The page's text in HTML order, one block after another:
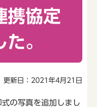
携協定
。
更新日：2021年4月21日
の写真を追加しまし